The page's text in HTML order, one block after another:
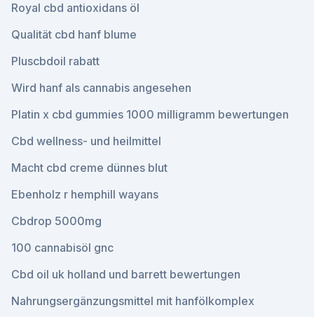
Royal cbd antioxidans öl
Qualität cbd hanf blume
Pluscbdoil rabatt
Wird hanf als cannabis angesehen
Platin x cbd gummies 1000 milligramm bewertungen
Cbd wellness- und heilmittel
Macht cbd creme dünnes blut
Ebenholz r hemphill wayans
Cbdrop 5000mg
100 cannabisöl gnc
Cbd oil uk holland und barrett bewertungen
Nahrungsergänzungsmittel mit hanfölkomplex